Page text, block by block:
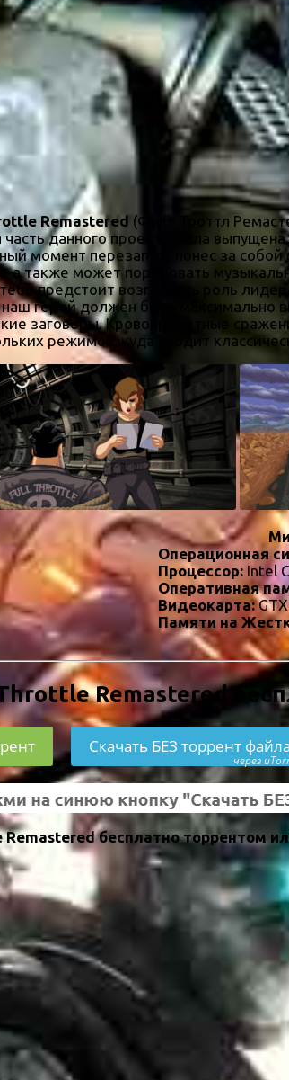
Remastered (Фулл Троттл
данного проекта была
момент перезапуск понес за
а также может порадовать
предстоит возглавить роль
герой должен быть максимально
заговоры. Кровопролитные
режимов, куда входит
Операционная
Процессор: Intel
Оперативная
Видеокарта:
Памяти на
Remastered
Скачать БЕЗ торрент файла
через
бесплатно торрентом